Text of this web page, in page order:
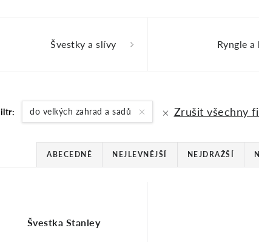
Švestky a slívy Ryngle
do velkých zahrad a sadů Zrušit všechny
Ř
z
ABECEDNĚ NEJLEVNĚJŠÍ NEJDRAŽŠÍ
Švestka Stanley